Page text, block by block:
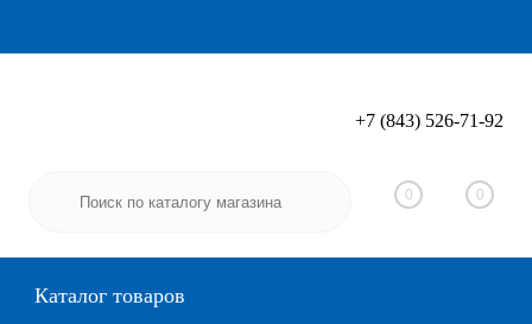
Вход Регистрация
+7 (843) 526-71-92
0 0
Каталог товаров